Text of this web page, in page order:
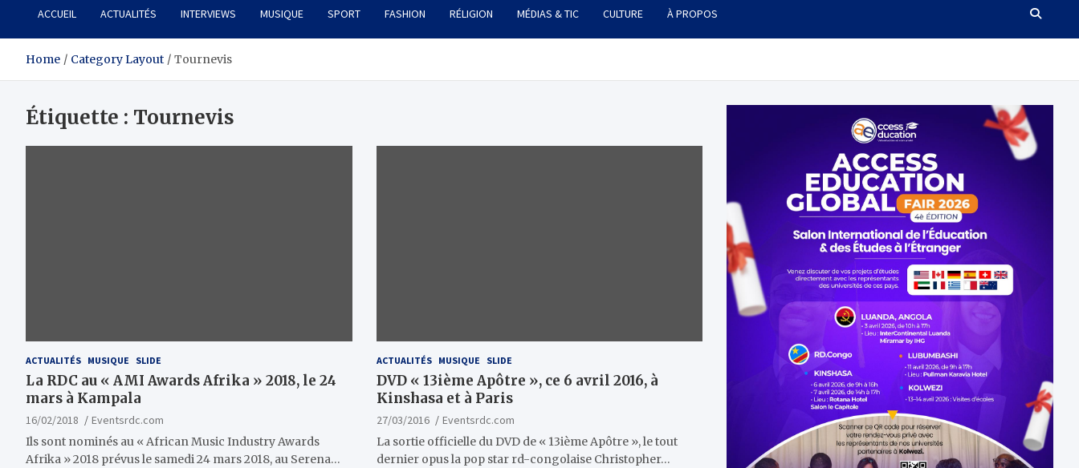
ACCUEIL ACTUALITÉS INTERVIEWS MUSIQUE SPORT FASHION RÉLIGION MÉDIAS & TIC CULTURE À PROPOS
Home Category Layout Tournevis
Étiquette : Tournevis
ACTUALITÉS MUSIQUE SLIDE
La RDC au « AMI Awards Afrika » 2018, le 24
mars à Kampala
16/02/2018
Eventsrdc.com
Ils sont nominés au « African Music Industry Awards
Afrika » 2018 prévus le samedi 24 mars 2018, au Serena…
ACTUALITÉS MUSIQUE SLIDE
DVD « 13ième Apôtre », ce 6 avril 2016, à
Kinshasa et à Paris
27/03/2016
Eventsrdc.com
La sortie officielle du DVD de « 13ième Apôtre », le tout
dernier opus la pop star rd-congolaise Christopher…